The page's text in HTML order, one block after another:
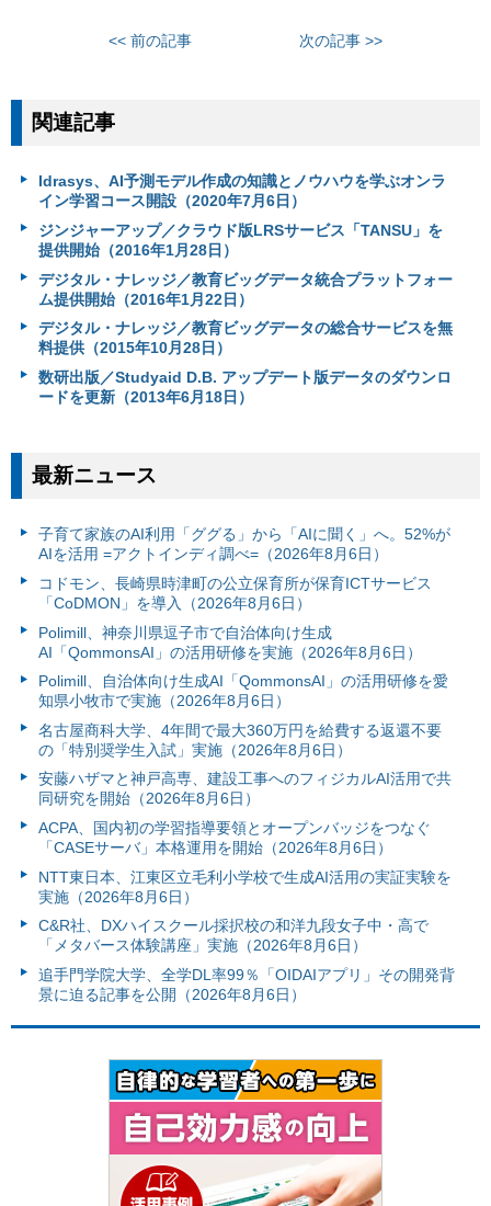
<< 前の記事 次の記事 >>
関連記事
Idrasys、AI予測モデル作成の知識とノウハウを学ぶオンラ
イン学習コース開設（2020年7月6日）
ジンジャーアップ／クラウド版LRSサービス「TANSU」を
提供開始（2016年1月28日）
デジタル・ナレッジ／教育ビッグデータ統合プラットフォー
ム提供開始（2016年1月22日）
デジタル・ナレッジ／教育ビッグデータの総合サービスを無
料提供（2015年10月28日）
数研出版／Studyaid D.B. アップデート版データのダウンロ
ードを更新（2013年6月18日）
最新ニュース
子育て家族のAI利用「ググる」から「AIに聞く」へ。52%が
AIを活用 =アクトインディ調べ=（2026年8月6日）
コドモン、長崎県時津町の公立保育所が保育ICTサービス
「CoDMON」を導入（2026年8月6日）
Polimill、神奈川県逗子市で自治体向け生成
AI「QommonsAI」の活用研修を実施（2026年8月6日）
Polimill、自治体向け生成AI「QommonsAI」の活用研修を愛
知県小牧市で実施（2026年8月6日）
名古屋商科大学、4年間で最大360万円を給費する返還不要
の「特別奨学生入試」実施（2026年8月6日）
安藤ハザマと神戸高専、建設工事へのフィジカルAI活用で共
同研究を開始（2026年8月6日）
ACPA、国内初の学習指導要領とオープンバッジをつなぐ
「CASEサーバ」本格運用を開始（2026年8月6日）
NTT東日本、江東区立毛利小学校で生成AI活用の実証実験を
実施（2026年8月6日）
C&R社、DXハイスクール採択校の和洋九段女子中・高で
「メタバース体験講座」実施（2026年8月6日）
追手門学院大学、全学DL率99％「OIDAIアプリ」その開発背
景に迫る記事を公開（2026年8月6日）